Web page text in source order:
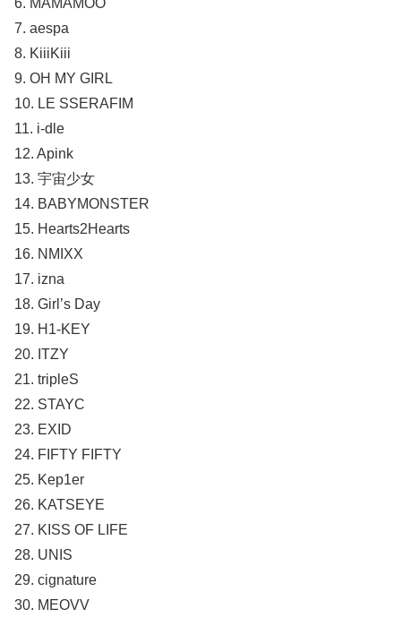
6. MAMAMOO
7. aespa
8. KiiiKiii
9. OH MY GIRL
10. LE SSERAFIM
11. i-dle
12. Apink
13. 宇宙少女
14. BABYMONSTER
15. Hearts2Hearts
16. NMIXX
17. izna
18. Girl’s Day
19. H1-KEY
20. ITZY
21. tripleS
22. STAYC
23. EXID
24. FIFTY FIFTY
25. Kep1er
26. KATSEYE
27. KISS OF LIFE
28. UNIS
29. cignature
30. MEOVV